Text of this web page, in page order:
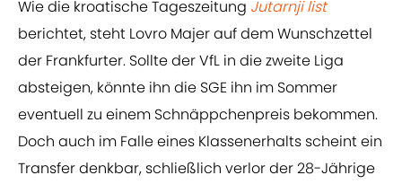
Wie die kroatische Tageszeitung Jutarnji list
berichtet, steht Lovro Majer auf dem Wunschzettel
der Frankfurter. Sollte der VfL in die zweite Liga
absteigen, könnte ihn die SGE ihn im Sommer
eventuell zu einem Schnäppchenpreis bekommen.
Doch auch im Falle eines Klassenerhalts scheint ein
Transfer denkbar, schließlich verlor der 28-Jährige